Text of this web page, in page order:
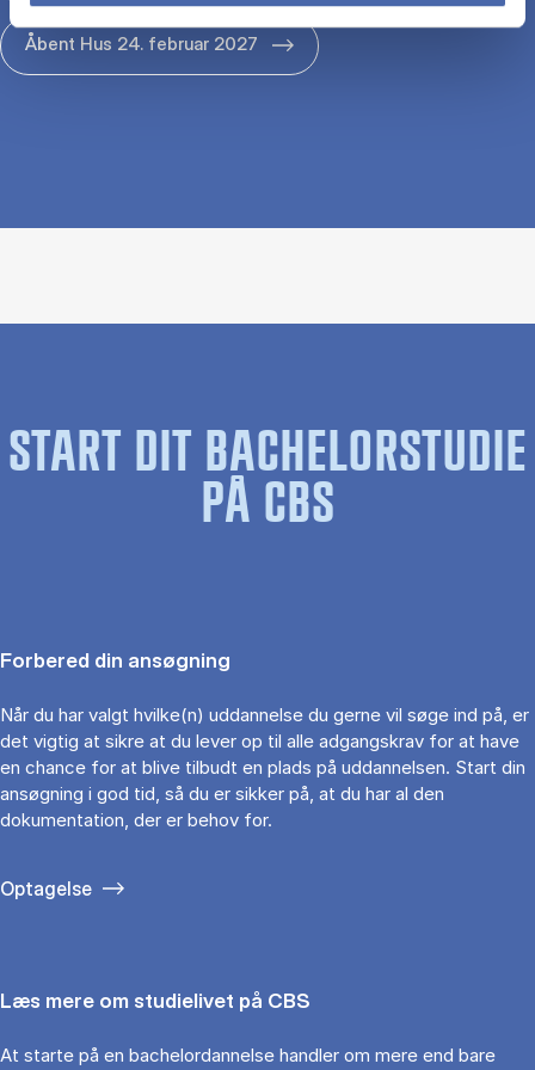
Åbent Hus 24. februar 2027
START DIT BACHELORSTUDIE
PÅ CBS
Forbered din ansøgning
Når du har valgt hvilke(n) uddannelse du gerne vil søge ind på, er
det vigtig at sikre at du lever op til alle adgangskrav for at have
en chance for at blive tilbudt en plads på uddannelsen. Start din
ansøgning i god tid, så du er sikker på, at du har al den
dokumentation, der er behov for.
Optagelse
Læs mere om studielivet på CBS
At starte på en bachelordannelse handler om mere end bare